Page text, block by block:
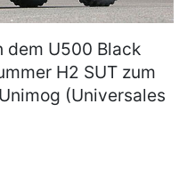
dem U500 Black
H2 SUT zum
(Universales